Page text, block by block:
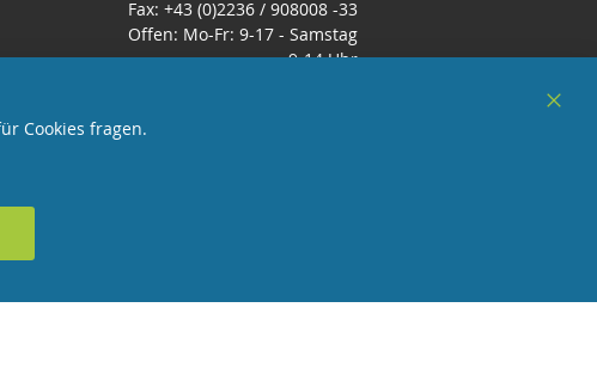
Fax: +43 (0)2236 / 908008 -33
Offen: Mo-Fr: 9-17 - Samstag
9-14 Uhr
Cookies fragen.